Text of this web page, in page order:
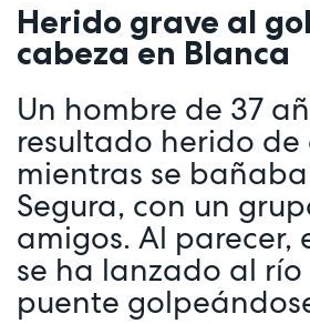
Herido grave al
cabeza en Blanca
Un hombre de 37
resultado herido
mientras se
Segura, con un
amigos. Al parecer,
se ha lanzado al río
puente